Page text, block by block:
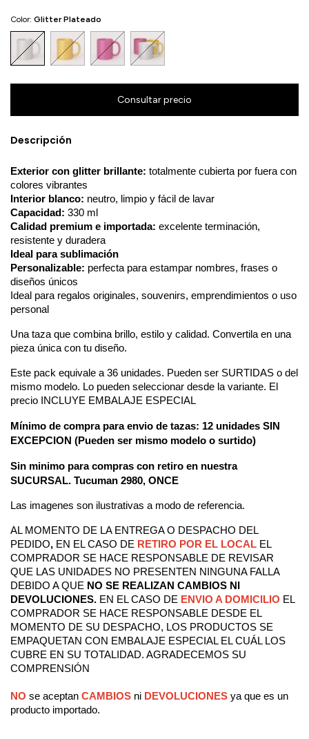
Color: Glitter Plateado
Descripción
Exterior con glitter brillante: totalmente cubierta por fuera con
colores vibrantes
Interior blanco: neutro, limpio y fácil de lavar
Capacidad: 330 ml
Calidad premium e importada: excelente terminación,
resistente y duradera
Ideal para sublimación
Personalizable: perfecta para estampar nombres, frases o
diseños únicos
Ideal para regalos originales, souvenirs, emprendimientos o uso
personal
Una taza que combina brillo, estilo y calidad. Convertila en una
pieza única con tu diseño.
Este pack equivale a 36 unidades. Pueden ser SURTIDAS o del
mismo modelo. Lo pueden seleccionar desde la variante. El
precio INCLUYE EMBALAJE ESPECIAL
Mínimo de compra para envio de tazas: 12 unidades SIN
EXCEPCION (Pueden ser mismo modelo o surtido)
Sin minimo para compras con retiro en nuestra
SUCURSAL. Tucuman 2980, ONCE
Las imagenes son ilustrativas a modo de referencia.
AL MOMENTO DE LA ENTREGA O DESPACHO DEL
PEDIDO, EN EL CASO DE RETIRO POR EL LOCAL EL
COMPRADOR SE HACE RESPONSABLE DE REVISAR
QUE LAS UNIDADES NO PRESENTEN NINGUNA FALLA
DEBIDO A QUE NO SE REALIZAN CAMBIOS NI
DEVOLUCIONES. EN EL CASO DE ENVIO A DOMICILIO EL
COMPRADOR SE HACE RESPONSABLE DESDE EL
MOMENTO DE SU DESPACHO, LOS PRODUCTOS SE
EMPAQUETAN CON EMBALAJE ESPECIAL EL CUÁL LOS
CUBRE EN SU TOTALIDAD. AGRADECEMOS SU
COMPRENSIÓN
NO se aceptan CAMBIOS ni DEVOLUCIONES ya que es un
producto importado.